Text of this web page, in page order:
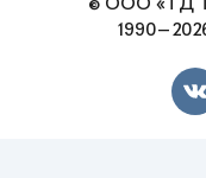
© ООО «ТД